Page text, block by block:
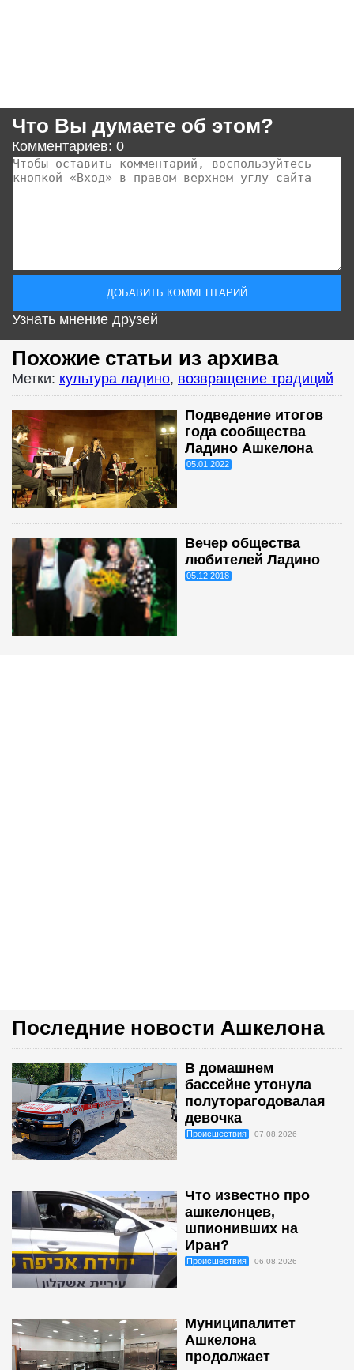
Что Вы думаете об этом?
Комментариев: 0
Узнать мнение друзей
Похожие статьи из архива
Метки: культура ладино, возвращение традиций
Подведение итогов
года сообщества
Ладино Ашкелона
05.01.2022
Вечер общества
любителей Ладино
05.12.2018
Последние новости Ашкелона
В домашнем
бассейне утонула
полуторагодовалая
девочка
Происшествия 07.08.2026
Что известно про
ашкелонцев,
шпионивших на
Иран?
Происшествия 06.08.2026
Муниципалитет
Ашкелона
продолжает